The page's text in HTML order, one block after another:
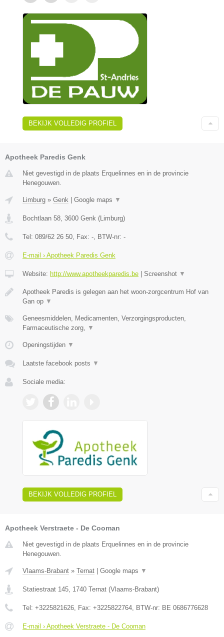
BEKIJK VOLLEDIG PROFIEL
Apotheek Paredis Genk
Niet gevestigd in de plaats Erquelinnes en in de provincie
Henegouwen.
Limburg » Genk Google maps ▼
Bochtlaan 58, 3600 Genk (Limburg)
Tel: 089/62 26 50, Fax: -, BTW-nr: -
E-mail › Apotheek Paredis Genk
Website: http://www.apotheekparedis.be Screenshot ▼
Apotheek Paredis is gelegen aan het woon-zorgcentrum Hof van
Gan op ▼
Geneesmiddelen, Medicamenten, Verzorgingsproducten,
Farmaceutische zorg, ▼
Openingstijden ▼
Laatste facebook posts ▼
Sociale media:
BEKIJK VOLLEDIG PROFIEL
Apotheek Verstraete - De Cooman
Niet gevestigd in de plaats Erquelinnes en in de provincie
Henegouwen.
Vlaams-Brabant » Ternat Google maps ▼
Statiestraat 145, 1740 Ternat (Vlaams-Brabant)
Tel: +3225821626, Fax: +3225822764, BTW-nr: BE 0686776628
E-mail › Apotheek Verstraete - De Cooman